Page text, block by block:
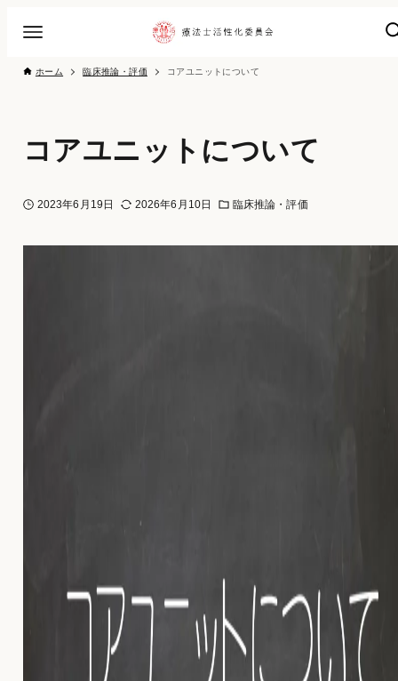
ホーム 臨床推論・評価 コアユニットについて
コアユニットについて
2023年6月19日 2026年6月10日 臨床推論・評価